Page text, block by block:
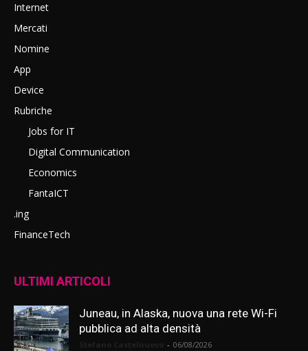
Internet
Mercati
Nomine
App
Device
Rubriche
Jobs for IT
Digital Communication
Economics
FantaICT
.ing
FinanceTech
ULTIMI ARTICOLI
Juneau, in Alaska, nuova una rete Wi-Fi
pubblica ad alta densità
- 06/08/2026